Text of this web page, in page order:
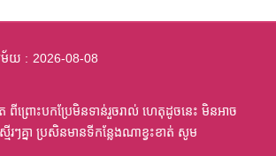
ម័យ
2026-08-08
ពីព្រោះបកប្រែមិនទាន់រួចរាល់ ហេតុដូចនេះ មិនអាច
ើរៗគ្នា ប្រសិនមានទីកន្លែងណាខ្វះខាត់ សូម